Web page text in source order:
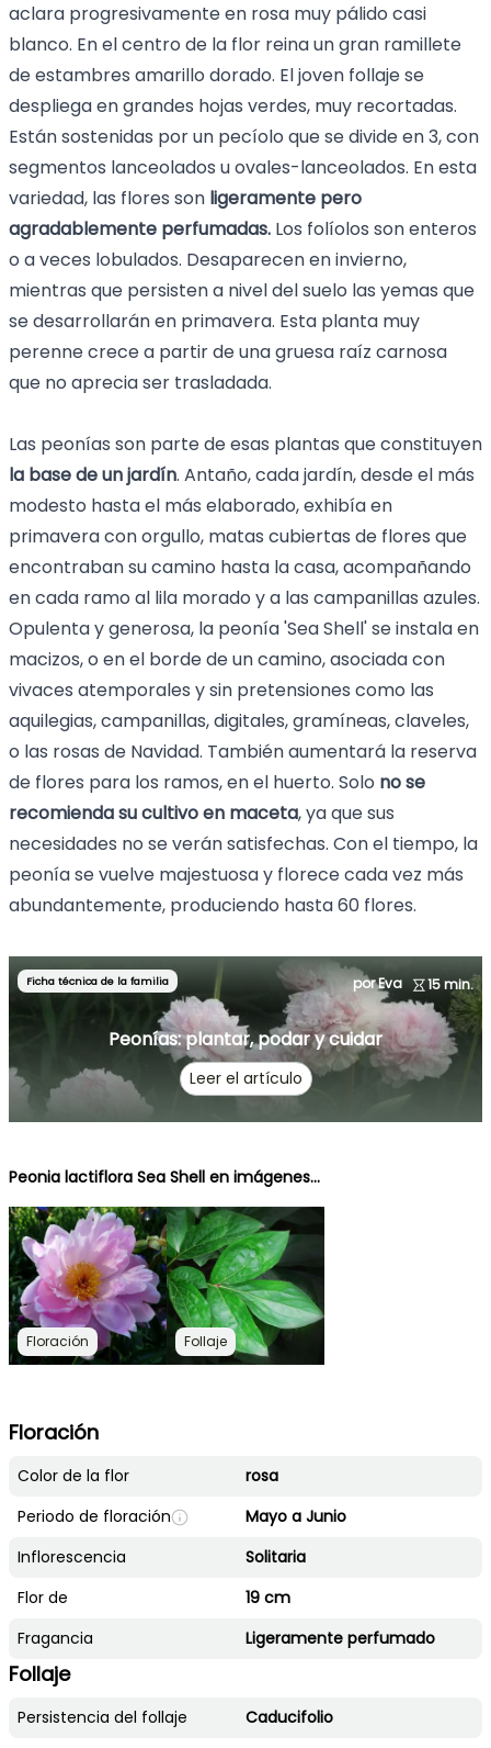
aclara progresivamente en rosa muy pálido casi
blanco. En el centro de la flor reina un gran ramillete
de estambres amarillo dorado. El joven follaje se
despliega en grandes hojas verdes, muy recortadas.
Están sostenidas por un pecíolo que se divide en 3, con
segmentos lanceolados u ovales-lanceolados. En esta
variedad, las flores son ligeramente pero
agradablemente perfumadas. Los folíolos son enteros
o a veces lobulados. Desaparecen en invierno,
mientras que persisten a nivel del suelo las yemas que
se desarrollarán en primavera. Esta planta muy
perenne crece a partir de una gruesa raíz carnosa
que no aprecia ser trasladada.
Las peonías son parte de esas plantas que constituyen
la base de un jardín. Antaño, cada jardín, desde el más
modesto hasta el más elaborado, exhibía en
primavera con orgullo, matas cubiertas de flores que
encontraban su camino hasta la casa, acompañando
en cada ramo al lila morado y a las campanillas azules.
Opulenta y generosa, la peonía 'Sea Shell' se instala en
macizos, o en el borde de un camino, asociada con
vivaces atemporales y sin pretensiones como las
aquilegias, campanillas, digitales, gramíneas, claveles,
o las rosas de Navidad. También aumentará la reserva
de flores para los ramos, en el huerto. Solo no se
recomienda su cultivo en maceta, ya que sus
necesidades no se verán satisfechas. Con el tiempo, la
peonía se vuelve majestuosa y florece cada vez más
abundantemente, produciendo hasta 60 flores.
Ficha técnica de la familia por Eva 15 min.
Peonías: plantar, podar y cuidar
Leer el artículo
Peonia lactiflora Sea Shell en imágenes...
Floración Follaje
Floración
Color de la flor
rosa
Periodo de floración
Mayo a Junio
Inflorescencia
Solitaria
Flor de
19 cm
Fragancia
Ligeramente perfumado
Follaje
Persistencia del follaje
Caducifolio